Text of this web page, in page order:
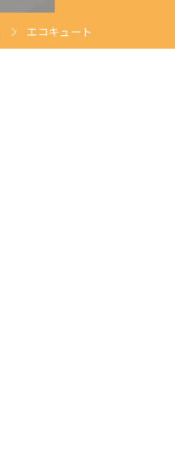
エコキュート